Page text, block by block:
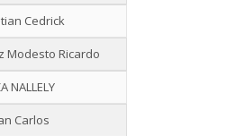
Cedrick
Modesto Ricardo
NALLELY
Carlos